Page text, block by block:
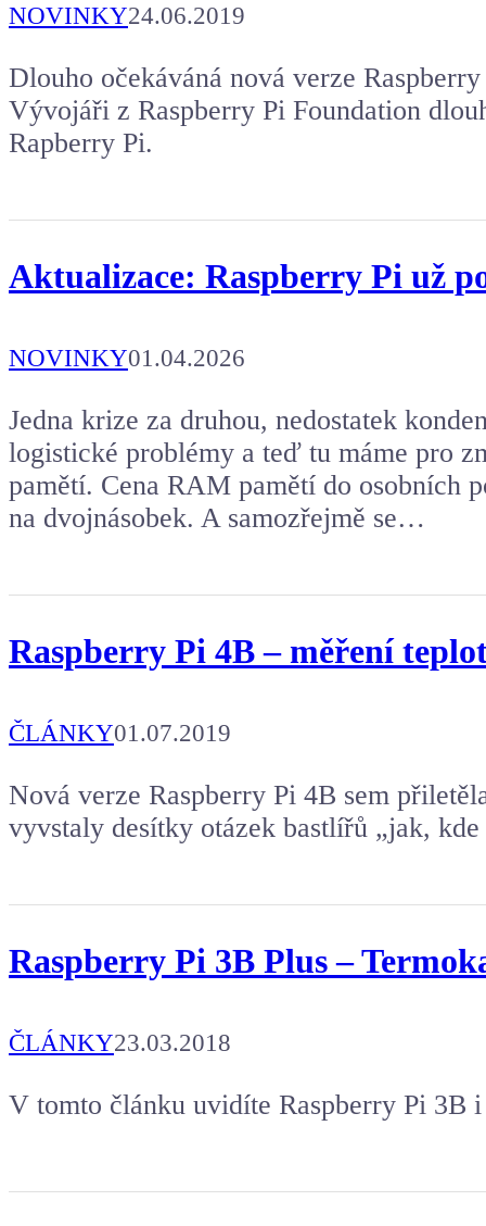
NOVINKY24.06.2019
Dlouho očekáváná nová verze
Vývojáři z Raspberry Pi Foundation
Rapberry Pi.
Aktualizace: Raspberry Pi už
NOVINKY01.04.2026
Jedna krize za druhou, nedostatek
logistické problémy a teď tu máme pro
pamětí. Cena RAM pamětí do osobních
na dvojnásobek. A samozřejmě se…
Raspberry Pi 4B – měření
ČLÁNKY01.07.2019
Nová verze Raspberry Pi 4B sem
vyvstaly desítky otázek bastlířů „jak, kde
Raspberry Pi 3B Plus –
ČLÁNKY23.03.2018
V tomto článku uvidíte Raspberry Pi 3B